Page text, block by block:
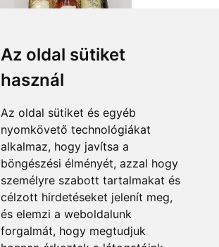
Az oldal sütiket
használ
Az oldal sütiket és egyéb
nyomkövető technológiákat
alkalmaz, hogy javítsa a
böngészési élményét, azzal hogy
személyre szabott tartalmakat és
célzott hirdetéseket jelenít meg,
és elemzi a weboldalunk
forgalmát, hogy megtudjuk
from HUF26,320
Accepted payment methods